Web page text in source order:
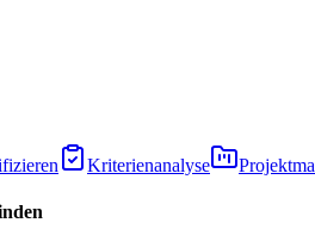
Kriterienanalyse